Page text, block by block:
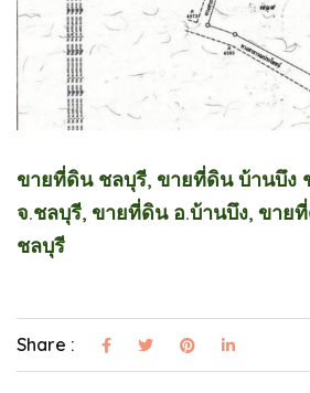
ขายที่ดิน ชลบุรี, ขายที่ดิน บ้านบึง
จ.ชลบุรี, ขายที่ดิน อ.บ้านบึง, ขาย
ชลบุรี
Share :